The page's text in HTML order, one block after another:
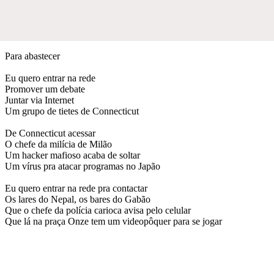
Para abastecer
Eu quero entrar na rede
Promover um debate
Juntar via Internet
Um grupo de tietes de Connecticut
De Connecticut acessar
O chefe da milícia de Milão
Um hacker mafioso acaba de soltar
Um vírus pra atacar programas no Japão
Eu quero entrar na rede pra contactar
Os lares do Nepal, os bares do Gabão
Que o chefe da polícia carioca avisa pelo celular
Que lá na praça Onze tem um videopôquer para se jogar